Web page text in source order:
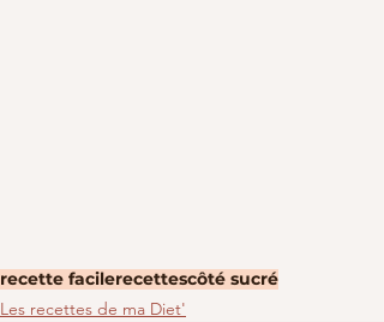
recette facilerecettescôté sucré
Les recettes de ma Diet'